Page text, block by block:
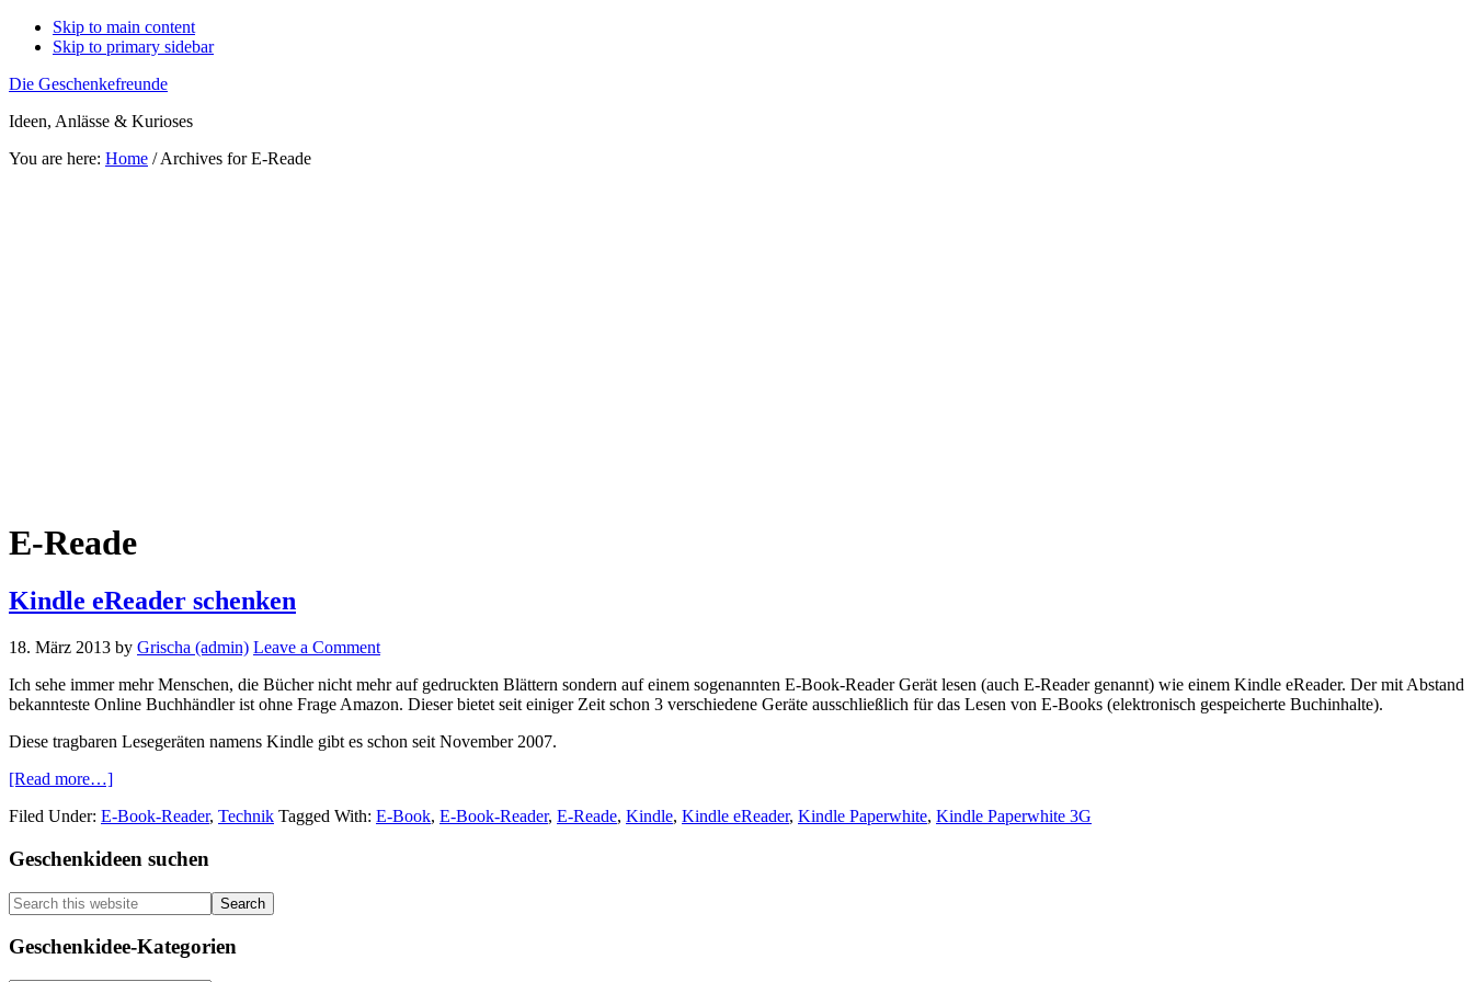
Skip to main content
Skip to primary sidebar
Die Geschenkefreunde
Ideen, Anlässe & Kurioses
You are here: Home /Archives for E-Reade
E-Reade
Kindle eReader schenken
18. März 2013 by Grischa (admin) Leave a Comment
Ich sehe immer mehr Menschen, die Bücher nicht mehr auf gedruckten Blättern sondern auf einem sogenannten E-Book-Reader Gerät lesen (auch E-Reader genannt) wie einem Kindle eReader. Der mit Abstand
bekannteste Online Buchhändler ist ohne Frage Amazon. Dieser bietet seit einiger Zeit schon 3 verschiedene Geräte ausschließlich für das Lesen von E-Books (elektronisch gespeicherte Buchinhalte).
Diese tragbaren Lesegeräten namens Kindle gibt es schon seit November 2007.
[Read more…]about
eReader
Filed Under: E-Book-Reader, Technik Tagged With: E-Book, E-Book-Reader, E-Reade, Kindle, Kindle eReader, Kindle Paperwhite, Kindle Paperwhite 3G
Primary
Sidebar
Geschenkideen suchen
Search
this
website
Geschenkidee-Kategorien